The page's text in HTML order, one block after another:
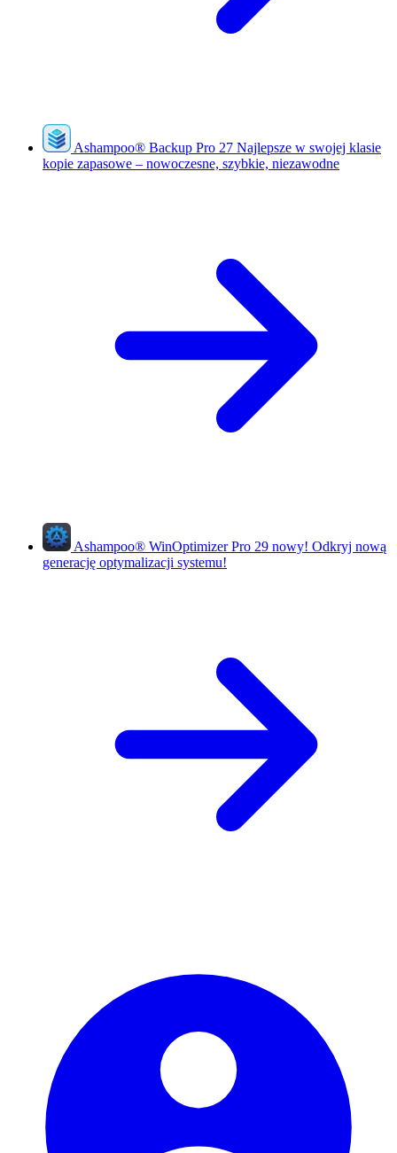
Ashampoo® Backup Pro 27 Najlepsze w swojej klasie
kopie zapasowe – nowoczesne, szybkie, niezawodne
Ashampoo® WinOptimizer Pro 29 nowy! Odkryj nową
generację optymalizacji systemu!